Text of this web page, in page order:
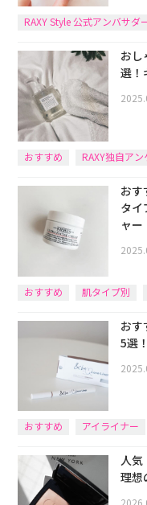
RAXY Style 公式アンバサダ
おし
選！
おすすめ RAXY独自アン
おす
タイ
ャー
おすすめ 肌タイプ別
おす
5選
おすすめ アイライナー
人気
理想